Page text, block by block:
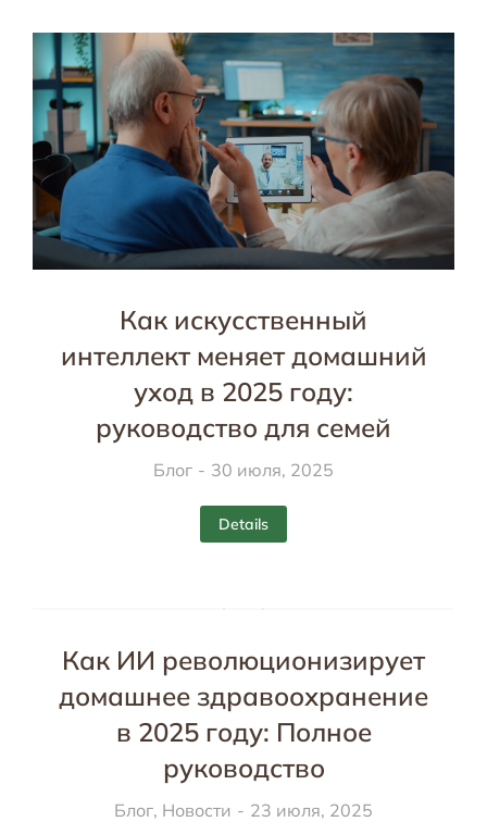
Как искусственный
интеллект меняет домашний
уход в 2025 году:
руководство для семей
Блог 30 июля, 2025
Details
Как ИИ революционизирует
домашнее здравоохранение
в 2025 году: Полное
руководство
Блог, Новости 23 июля, 2025